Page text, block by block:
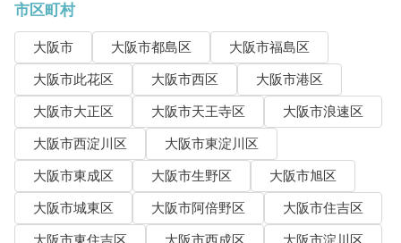
市区町村
大阪市 大阪市都島区
大阪市福島区
大阪市此花区
大阪市西区
大阪市港区
大阪市大正区
大阪市天王寺区
大阪市浪速区
大阪市西淀川区
大阪市東淀川区
大阪市東成区
大阪市生野区
大阪市旭区
大阪市城東区
大阪市阿倍野区
大阪市住吉区